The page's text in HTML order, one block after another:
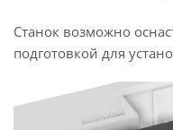
Станок возможно
подготовкой для